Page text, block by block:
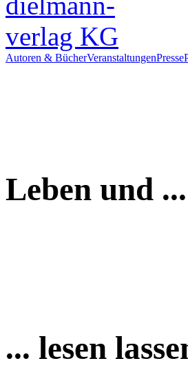
Autoren & BücherVeranstaltungenPresse
Leben und ...
... lesen